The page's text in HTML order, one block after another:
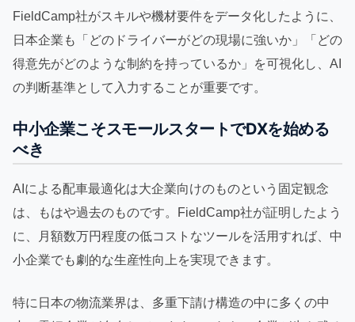
FieldCamp社がスキルや機材要件をデータ化したように、
日本企業も「どのドライバーがどの現場に強いか」「どの
得意先がどのような制約を持っているか」を可視化し、AI
の判断基準として入力することが重要です。
中小企業こそスモールスタートでDXを始める
べき
AIによる配車最適化は大企業向けのものという固定観念
は、もはや過去のものです。FieldCamp社が証明したよう
に、月額数万円程度の低コストなツールを活用すれば、中
小企業でも劇的な生産性向上を実現できます。
特に日本の物流業界は、多重下請け構造の中に多くの中